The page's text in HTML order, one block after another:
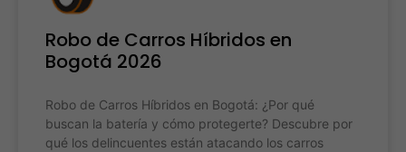
Robo de Carros Híbridos en
Bogotá 2026
Robo de Carros Híbridos en Bogotá: ¿Por qué
buscan la batería y cómo protegerte? Descubre por
qué los delincuentes están atacando los carros